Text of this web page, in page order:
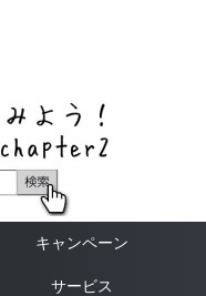
キャンペーン
サービス